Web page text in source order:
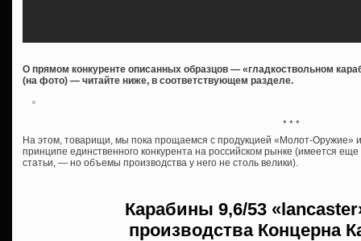
О прямом конкуренте описанных образцов — «гладкоствольном
(на фото) — читайте ниже, в соответствующем разделе.
* * *
На этом, товарищи, мы пока прощаемся с продукцией «Молот-Оружие»
принципе единственного конкурента на российском рынке (имеется
статьи, — но объемы производства у него не столь велики).
Карабины 9,6/53
производства Концерна